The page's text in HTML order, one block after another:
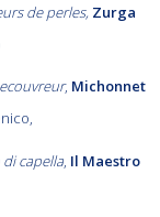
de perles, Zurga
, Michonnet
capella Il Maestro